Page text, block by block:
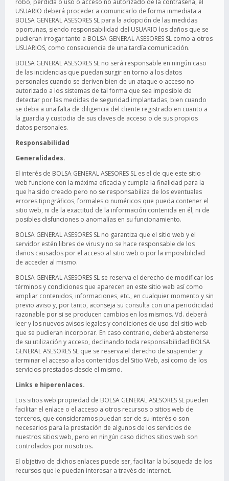
robo, pérdida o uso o acceso no autorizado de la contraseña, el
USUARIO deberá proceder a comunicarlo de forma inmediata a
BOLSA GENERAL ASESORES SL para la adopción de las medidas
oportunas, siendo responsabilidad del USUARIO los daños que se
pudieran irrogar tanto a BOLSA GENERAL ASESORES SL como a otros
USUARIOS, como consecuencia de una tardía comunicación.
BOLSA GENERAL ASESORES SL no será responsable en ningún caso
de las incidencias que puedan surgir en torno a los datos
personales cuando se deriven bien de un ataque o acceso no
autorizado a los sistemas de tal forma que sea imposible de
detectar por las medidas de seguridad implantadas, bien cuando
se deba a una falta de diligencia del cliente registrado en cuanto a
la guardia y custodia de sus claves de acceso o de sus propios
datos personales.
Responsabilidad
Generalidades.
El interés de BOLSA GENERAL ASESORES SL es el de que este sitio
web funcione con la máxima eficacia y cumpla la finalidad para la
que ha sido creado pero no se responsabiliza de los eventuales
errores tipográficos, formales o numéricos que pueda contener el
sitio web, ni de la exactitud de la información contenida en él, ni de
posibles disfunciones o anomalías en su funcionamiento.
BOLSA GENERAL ASESORES SL no garantiza que el sitio web y el
servidor estén libres de virus y no se hace responsable de los
daños causados por el acceso al sitio web o por la imposibilidad
de acceder al mismo.
BOLSA GENERAL ASESORES SL se reserva el derecho de modificar los
términos y condiciones que aparecen en este sitio web así como
ampliar contenidos, informaciones, etc., en cualquier momento y sin
previo aviso y, por tanto, aconseja su consulta con una periodicidad
razonable por si se producen cambios en los mismos. Vd. deberá
leer y los nuevos avisos legales y condiciones de uso del sitio web
que se pudieran incorporar. En caso contrario, deberá abstenerse
de su utilización y acceso, declinando toda responsabilidad BOLSA
GENERAL ASESORES SL que se reserva el derecho de suspender y
terminar el acceso a los contenidos del Sitio Web, así como de los
servicios prestados desde el mismo.
Links e hiperenlaces.
Los sitios web propiedad de BOLSA GENERAL ASESORES SL pueden
facilitar el enlace o el acceso a otros recursos o sitios web de
terceros, que consideramos puedan ser de su interés o son
necesarios para la prestación de algunos de los servicios de
nuestros sitios web, pero en ningún caso dichos sitios web son
controlados por nosotros.
El objetivo de dichos enlaces puede ser, facilitar la búsqueda de los
recursos que le puedan interesar a través de Internet.